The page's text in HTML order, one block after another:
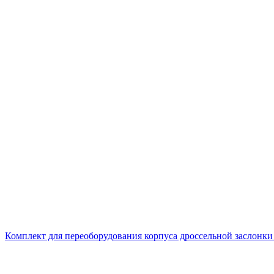
Комплект для переоборудования корпуса дроссельной